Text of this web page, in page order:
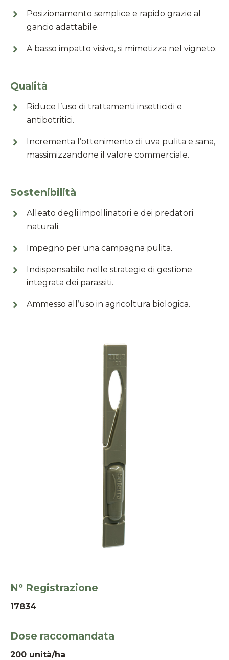
Posizionamento semplice e rapido grazie al
gancio adattabile.
A basso impatto visivo, si mimetizza nel vigneto.
Qualità
Riduce l’uso di trattamenti insetticidi e
antibotritici.
Incrementa l’ottenimento di uva pulita e sana,
massimizzandone il valore commerciale.
Sostenibilità
Alleato degli impollinatori e dei predatori
naturali.
Impegno per una campagna pulita.
Indispensabile nelle strategie di gestione
integrata dei parassiti.
Ammesso all’uso in agricoltura biologica.
Nº Registrazione
17834
Dose raccomandata
200 unità/ha